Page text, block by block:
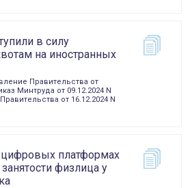
в силу
на иностранных
Правительства от
Минтруда от 09.12.2024 N
от 16.12.2024 N
цифровых платформах
физлица у